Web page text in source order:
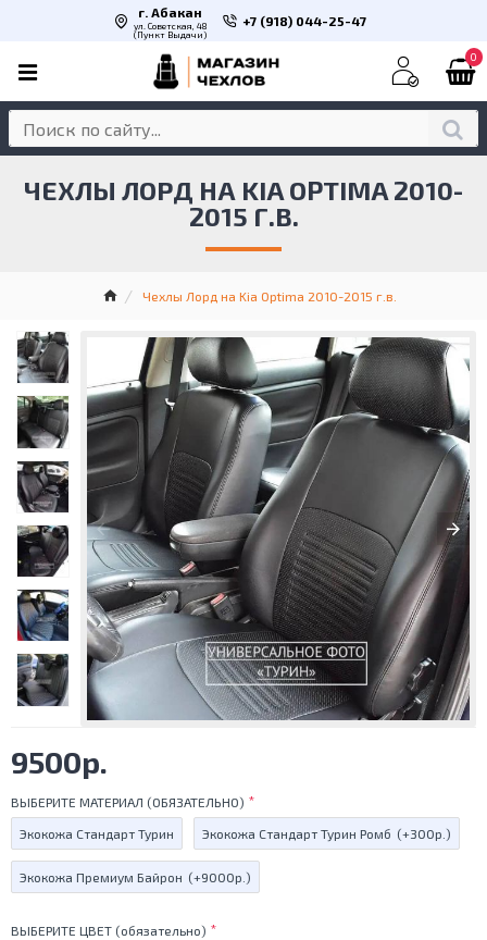
г. Абакан
ул. Советская, 48
(Пункт Выдачи)
+7 (918) 044-25-47
0
Чехлы Лорд на Kia Optima 2010-2015 г.в.
ЧЕХЛЫ ЛОРД НА KIA OPTIMA 2010-
2015 Г.В.
9500р.
ВЫБЕРИТЕ МАТЕРИАЛ (ОБЯЗАТЕЛЬНО)
Экокожа Стандарт Турин Экокожа Стандарт Турин Ромб (+300р.)
Экокожа Премиум Байрон (+9000р.)
ВЫБЕРИТЕ ЦВЕТ (обязательно)